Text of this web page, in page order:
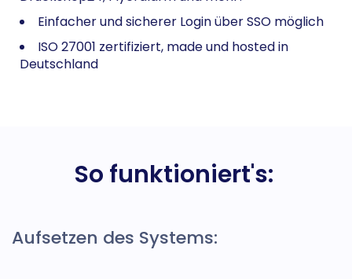
Einfacher und sicherer Login über SSO möglich
ISO 27001 zertifiziert, made und hosted in
Deutschland
So funktioniert's:
Aufsetzen des Systems: